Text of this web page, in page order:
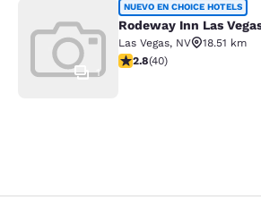
Rodeway Inn Las
1
NUEVO EN CHOICE HOTELS
Rodeway Inn Las
Las Vegas, NV
18.51 km
calificación de 2.8
2.8(40)